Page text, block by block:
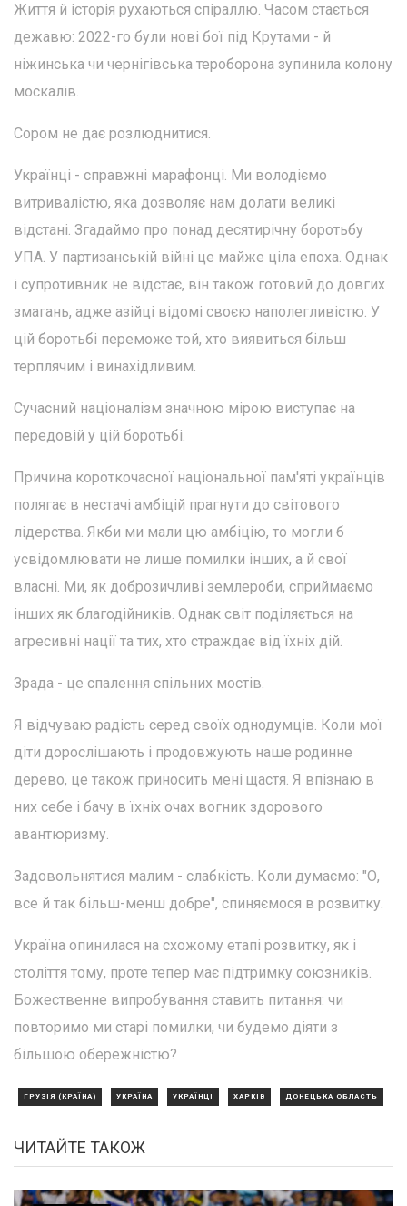
Життя й історія рухаються спіраллю. Часом стається
дежавю: 2022-го були нові бої під Крутами - й
ніжинська чи чернігівська тероборона зупинила колону
москалів.
Сором не дає розлюднитися.
Українці - справжні марафонці. Ми володіємо
витривалістю, яка дозволяє нам долати великі
відстані. Згадаймо про понад десятирічну боротьбу
УПА. У партизанській війні це майже ціла епоха. Однак
і супротивник не відстає, він також готовий до довгих
змагань, адже азійці відомі своєю наполегливістю. У
цій боротьбі переможе той, хто виявиться більш
терплячим і винахідливим.
Сучасний націоналізм значною мірою виступає на
передовій у цій боротьбі.
Причина короткочасної національної пам'яті українців
полягає в нестачі амбіцій прагнути до світового
лідерства. Якби ми мали цю амбіцію, то могли б
усвідомлювати не лише помилки інших, а й свої
власні. Ми, як доброзичливі землероби, сприймаємо
інших як благодійників. Однак світ поділяється на
агресивні нації та тих, хто страждає від їхніх дій.
Зрада - це спалення спільних мостів.
Я відчуваю радість серед своїх однодумців. Коли мої
діти дорослішають і продовжують наше родинне
дерево, це також приносить мені щастя. Я впізнаю в
них себе і бачу в їхніх очах вогник здорового
авантюризму.
Задовольнятися малим - слабкість. Коли думаємо: "О,
все й так більш-менш добре", спиняємося в розвитку.
Україна опинилася на схожому етапі розвитку, як і
століття тому, проте тепер має підтримку союзників.
Божественне випробування ставить питання: чи
повторимо ми старі помилки, чи будемо діяти з
більшою обережністю?
ГРУЗІЯ (КРАЇНА) УКРАЇНА УКРАЇНЦІ ХАРКІВ ДОНЕЦЬКА ОБЛАСТЬ
ЧИТАЙТЕ ТАКОЖ